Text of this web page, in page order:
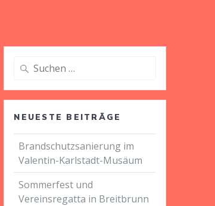
Suche
nach:
NEUESTE BEITRÄGE
Brandschutzsanierung im
Valentin-Karlstadt-Musäum
Sommerfest und
Vereinsregatta in Breitbrunn